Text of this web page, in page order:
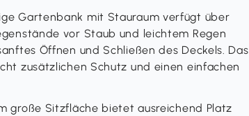
Gartenbank mit Stauraum verfügt über
vor Staub und leichtem Regen
Öffnen und Schließen des Deckels. Das
zusätzlichen Schutz und einen einfachen
große Sitzfläche bietet ausreichend Platz